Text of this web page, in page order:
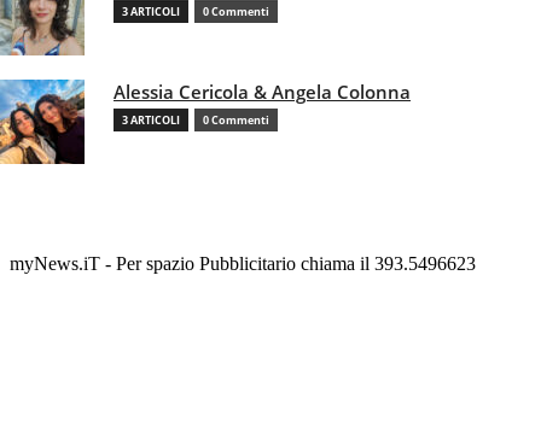
3 ARTICOLI 0 Commenti
Alessia Cericola & Angela Colonna
3 ARTICOLI 0 Commenti
myNews.iT - Per spazio Pubblicitario chiama il 393.5496623